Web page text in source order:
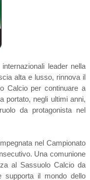
leader nella
alta e lusso, rinnova il
Calcio per continuare a
portato, negli ultimi anni,
da protagonista nel
nel Campionato
Una comunione
al Sassuolo Calcio da
supporta il mondo dello